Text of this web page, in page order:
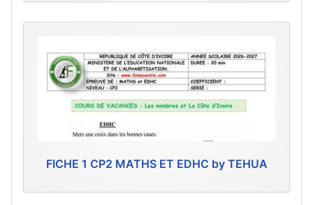
FICHE 1 CP2 MATHS ET EDHC by TEHUA